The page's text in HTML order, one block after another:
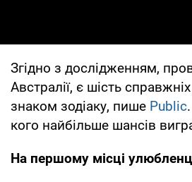
Згідно з дослідженням,
Австралії, є шість
знаком зодіаку, пише Рublic
кого найбільше шансів
На першому місці